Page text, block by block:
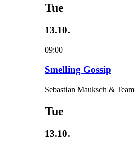
Tue
13.10.
09:00
Smelling Gossip
Sebastian Mauksch & Team
Tue
13.10.